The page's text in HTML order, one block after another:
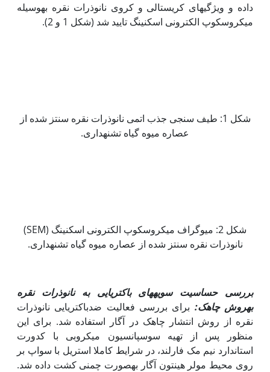
داده و ویژگی­های کریستالی و کروی نانوذرات نقره به‫وسیله
میکروسکوپ الکترونی اسکنینگ تایید شد (شکل­ 1 و 2).
شکل 1: طیف سنجی جذب اتمی نانوذرات نقره سنتز شده از
عصاره میوه گیاه تشنه­داری.
شکل 2: میوگراف میکروسکوپ الکترونی اسکنینگ (SEM)
نانوذرات نقره سنتز شده از عصاره میوه گیاه تشنه­داری.
بررسی حساسیت سویه­های باکتریایی به نانوذرات نقره
بهروش چاهک: برای بررسی فعالیت ضدباکتریایی نانوذرات
نقره از روش انتشار چاهک در آگار استفاده شد. برای این
منظور پس از تهیه سوسپانسیون میکروبی با کدورت
استاندارد نیم مک فارلند، در شرایط کاملا استریل با سواپ بر
روی محیط مولر هینتون آگار به‫صورت چمنی کشت داده شد.